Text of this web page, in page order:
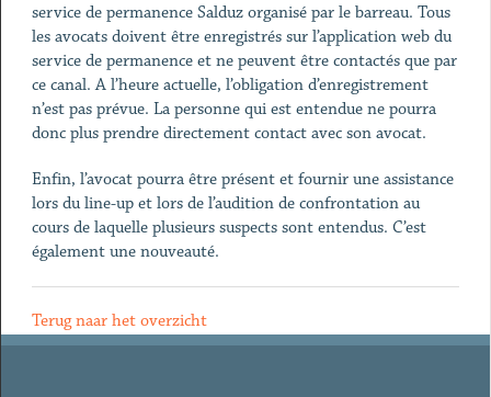
service de permanence Salduz organisé par le barreau. Tous
les avocats doivent être enregistrés sur l’application web du
service de permanence et ne peuvent être contactés que par
ce canal. A l’heure actuelle, l’obligation d’enregistrement
n’est pas prévue. La personne qui est entendue ne pourra
donc plus prendre directement contact avec son avocat.
Enfin, l’avocat pourra être présent et fournir une assistance
lors du line-up et lors de l’audition de confrontation au
cours de laquelle plusieurs suspects sont entendus. C’est
également une nouveauté.
Terug naar het overzicht